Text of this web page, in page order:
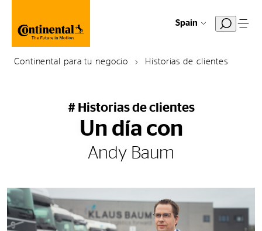
Spain
Continental para tu negocio Historias de clientes
# Historias de clientes
Un día con
Andy Baum